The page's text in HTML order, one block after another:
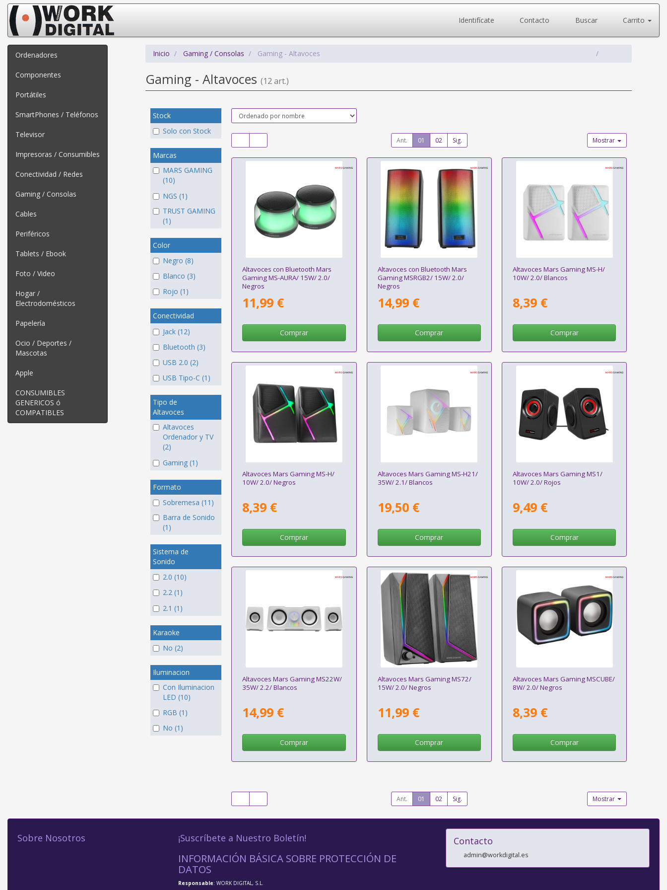
Identifícate Contacto Buscar Carrito
Ordenadores
Componentes
Portátiles
SmartPhones / Teléfonos
Televisor
Impresoras / Consumibles
Conectividad / Redes
Gaming / Consolas
Cables
Periféricos
Tablets / Ebook
Foto / Video
Hogar /
Electrodomésticos
Papelería
Ocio / Deportes /
Mascotas
Apple
CONSUMIBLES
GENERICOS ó
COMPATIBLES
Inicio Gaming / Consolas Gaming - Altavoces
Gaming - Altavoces (12 art.)
Stock
Solo con Stock
Marcas
MARS GAMING
(10)
NGS (1)
TRUST GAMING
(1)
Color
Negro (8)
Blanco (3)
Rojo (1)
Conectividad
Jack (12)
Bluetooth (3)
USB 2.0 (2)
USB Tipo-C (1)
Tipo de
Altavoces
Altavoces
Ordenador y TV
(2)
Gaming (1)
Formato
Sobremesa (11)
Barra de Sonido
(1)
Sistema de
Sonido
2.0 (10)
2.2 (1)
2.1 (1)
Karaoke
No (2)
Iluminacion
Con Iluminacion
LED (10)
RGB (1)
No (1)
Ant. 01 02 Sig. Mostrar
Altavoces con Bluetooth Mars
Gaming MS-AURA/ 15W/ 2.0/
Negros
11,99 €
Comprar
Altavoces con Bluetooth Mars
Gaming MSRGB2/ 15W/ 2.0/
Negros
14,99 €
Comprar
Altavoces Mars Gaming MS-H/
10W/ 2.0/ Blancos
8,39 €
Comprar
Altavoces Mars Gaming MS-H/
10W/ 2.0/ Negros
8,39 €
Comprar
Altavoces Mars Gaming MS-H21/
35W/ 2.1/ Blancos
19,50 €
Comprar
Altavoces Mars Gaming MS1/
10W/ 2.0/ Rojos
9,49 €
Comprar
Altavoces Mars Gaming MS22W/
35W/ 2.2/ Blancos
14,99 €
Comprar
Altavoces Mars Gaming MS72/
15W/ 2.0/ Negros
11,99 €
Comprar
Altavoces Mars Gaming MSCUBE/
8W/ 2.0/ Negros
8,39 €
Comprar
Ant. 01 02 Sig. Mostrar
Sobre Nosotros ¡Suscríbete a Nuestro Boletín!
INFORMACIÓN BÁSICA SOBRE PROTECCIÓN DE
DATOS
Responsable: WORK DIGITAL, S.L.
Contacto
admin@workdigital.es